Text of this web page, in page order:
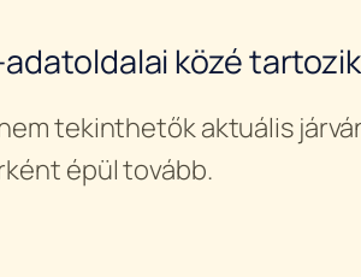
közé
tekinthetők aktuális
épül tovább.